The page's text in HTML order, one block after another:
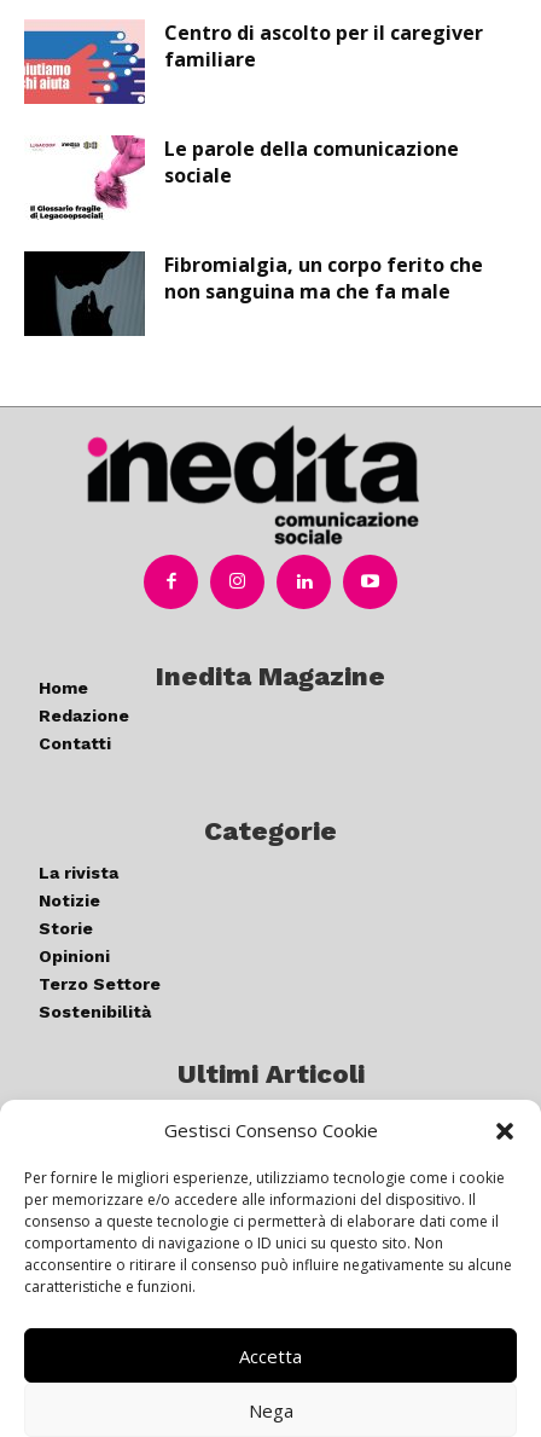
Gestisci Consenso Cookie
Per fornire le migliori esperienze, utilizziamo tecnologie come i cookie
per memorizzare e/o accedere alle informazioni del dispositivo. Il
consenso a queste tecnologie ci permetterà di elaborare dati come il
comportamento di navigazione o ID unici su questo sito. Non
acconsentire o ritirare il consenso può influire negativamente su alcune
caratteristiche e funzioni.
Accetta
Nega
Centro di ascolto per il caregiver
familiare
Le parole della comunicazione
sociale
Fibromialgia, un corpo ferito che
non sanguina ma che fa male
Inedita Magazine
Home
Redazione
Contatti
Categorie
La rivista
Notizie
Storie
Opinioni
Terzo Settore
Sostenibilità
Ultimi Articoli
Germogli di luce: al via la quinta
IL BEER GARDEN CON IL GIALLONE
Siamo pronti a navigare “contro